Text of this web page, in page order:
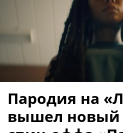
Пародия на
вышел новый